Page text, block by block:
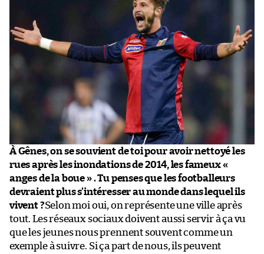
À Gênes, on se souvient de toi pour avoir nettoyé les
rues après les inondations de 2014, les fameux «
anges de la boue » . Tu penses que les footballeurs
devraient plus s’intéresser au monde dans lequel ils
vivent ?Selon moi oui, on représente une ville après
tout. Les réseaux sociaux doivent aussi servir à ça vu
que les jeunes nous prennent souvent comme un
exemple à suivre. Si ça part de nous, ils peuvent